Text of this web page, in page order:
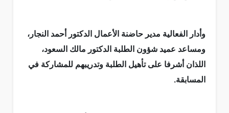
وأدار الفعالية مدير حاضنة الأعمال الدكتور أحمد النجار،
ومساعد عميد شؤون الطلبة الدكتور مالك السعود،
اللذان أشرفا على تأهيل الطلبة وتدريبهم للمشاركة في
المسابقة.